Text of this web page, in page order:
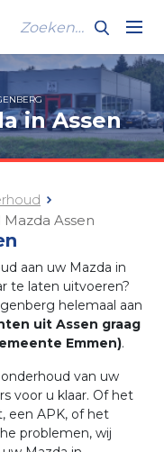
in Assen
Assen
aan uw Mazda in
te laten uitvoeren?
helemaal aan
uit Assen graag
Emmen).
van uw
voor u klaar. Of het
een APK, of het
problemen, wij